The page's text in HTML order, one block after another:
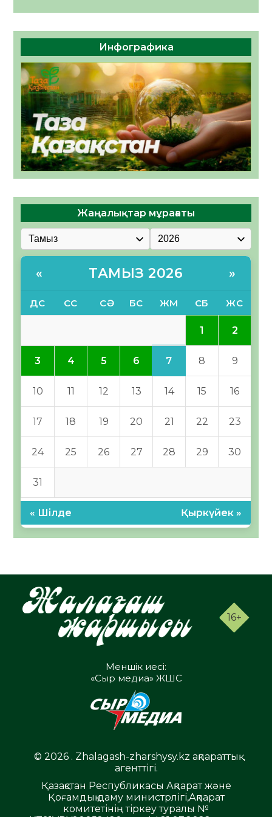
Инфографика
Жаңалықтар мұрағаты
« ТАМЫЗ 2026 »
ДС СС СӘ БС ЖМ СБ ЖС
1 2
3 4 5 6 7 8 9
10 11 12 13 14 15 16
17 18 19 20 21 22 23
24 25 26 27 28 29 30
31
« Шілде Қыркүйек »
16+
Меншік иесі:
«Сыр медиа» ЖШС
© 2026 . Zhalagash-zharshysy.kz ақпараттық
агенттігі.
Қазақстан Республикасы Ақпарат және
Қоғамдық даму министрлігі,Ақпарат
комитетінің тіркеу туралы №